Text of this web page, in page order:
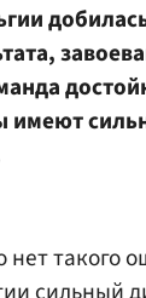
имеют
нет такого